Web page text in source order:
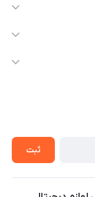
ثبت